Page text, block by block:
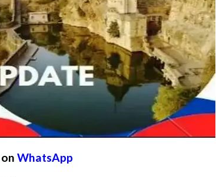
WhatsApp